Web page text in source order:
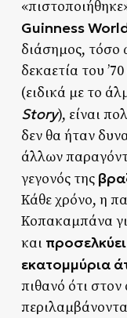
Guinness
διάσημος, τόσο
δεκαετία του
(ειδικά με το
Story), είναι
δεν θα ήταν
άλλων
γεγονός της
Κάθε χρόνο, η
Κοπακαμπάνα
και
εκατομμύρια
πιθανό ότι